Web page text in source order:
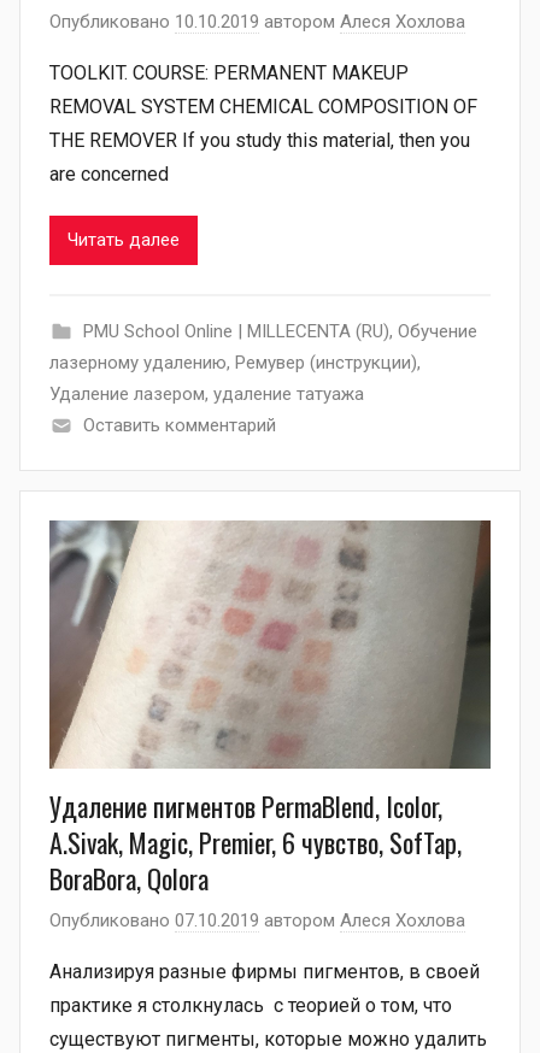
Опубликовано 10.10.2019 автором Алеся Хохлова
TOOLKIT. COURSE: PERMANENT MAKEUP
REMOVAL SYSTEM CHEMICAL COMPOSITION OF
THE REMOVER If you study this material, then you
are concerned
Читать далее
PMU School Online | MILLECENTA (RU), Обучение
лазерному удалению, Ремувер (инструкции),
Удаление лазером, удаление татуажа
Оставить комментарий
Удаление пигментов PermaBlend, Icolor,
A.Sivak, Magic, Premier, 6 чувство, SofTap,
BoraBora, Qolora
Опубликовано 07.10.2019 автором Алеся Хохлова
Анализируя разные фирмы пигментов, в своей
практике я столкнулась с теорией о том, что
существуют пигменты, которые можно удалить